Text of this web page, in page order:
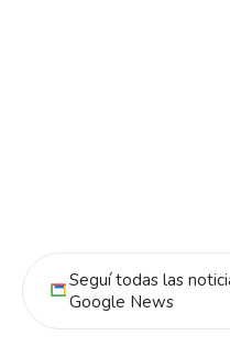
Seguí todas las
Google News